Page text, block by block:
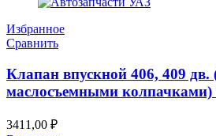
Избранное
Сравнить
Клапан впускной 406, 409
маслосъемными
3411,00 ₽